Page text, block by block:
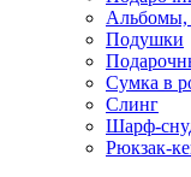
Альбомы,
Подушки
Сумка в
Слинг
Шарф-
Рюкзак-